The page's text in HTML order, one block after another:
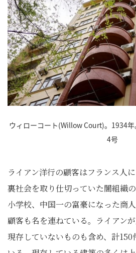
ウィローコート(Willow Court)。1934
4号
ライアン洋行の顧客はフランス人
裏社会を取り仕切っていた闇組織
小学校、中国一の富豪になった商
顧客も名を連ねている。ライアン
現存していないものも含め、計